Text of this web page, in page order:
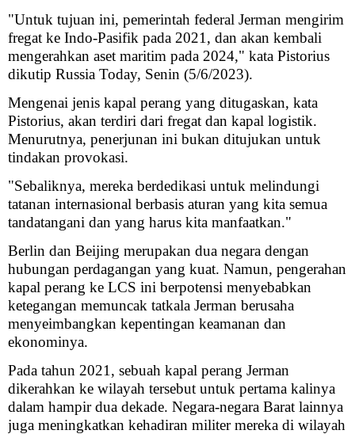
"Untuk tujuan ini, pemerintah federal Jerman mengirim
fregat ke Indo-Pasifik pada 2021, dan akan kembali
mengerahkan aset maritim pada 2024," kata Pistorius
dikutip Russia Today, Senin (5/6/2023).
Mengenai jenis kapal perang yang ditugaskan, kata
Pistorius, akan terdiri dari fregat dan kapal logistik.
Menurutnya, penerjunan ini bukan ditujukan untuk
tindakan provokasi.
"Sebaliknya, mereka berdedikasi untuk melindungi
tatanan internasional berbasis aturan yang kita semua
tandatangani dan yang harus kita manfaatkan."
Berlin dan Beijing merupakan dua negara dengan
hubungan perdagangan yang kuat. Namun, pengerahan
kapal perang ke LCS ini berpotensi menyebabkan
ketegangan memuncak tatkala Jerman berusaha
menyeimbangkan kepentingan keamanan dan
ekonominya.
Pada tahun 2021, sebuah kapal perang Jerman
dikerahkan ke wilayah tersebut untuk pertama kalinya
dalam hampir dua dekade. Negara-negara Barat lainnya
juga meningkatkan kehadiran militer mereka di wilayah